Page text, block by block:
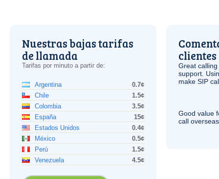
Nuestras bajas tarifas
de llamada
Tarifas por minuto a partir de:
Argentina
0.7¢
Chile
1.5¢
Colombia
3.5¢
España
15¢
Estados Unidos
0.4¢
México
0.5¢
Perú
1.5¢
Venezuela
4.5¢
clientes
Great
support.
make SIP
Good value
call